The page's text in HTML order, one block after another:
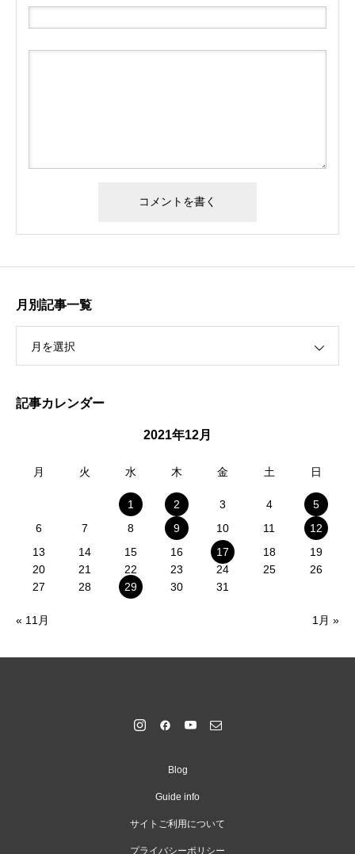
月別記事一覧
月を選択
記事カレンダー
2021年12月
月 火 水 木 金 土 日
1 2 3 4
5
6
7 8 9 10 11
12
13
14 15 16 17 18
19
20
21 22 23 24 25
26
27
28 29 30 31
« 11月 1月 »
Blog
Guide info
サイトご利用について
プライバシーポリシー